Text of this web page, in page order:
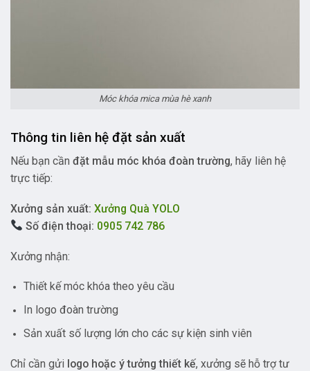
Móc khóa mica mùa hè xanh
Thông tin liên hệ đặt sản xuất
Nếu bạn cần đặt mẫu móc khóa đoàn trường, hãy liên hệ
trực tiếp:
Xưởng sản xuất: Xưởng Quà YOLO
Số điện thoại: 0905 742 786
Xưởng nhận:
Thiết kế móc khóa theo yêu cầu
In logo đoàn trường
Sản xuất số lượng lớn cho các sự kiện sinh viên
Chỉ cần gửi logo hoặc ý tưởng thiết kế, xưởng sẽ hỗ trợ tư